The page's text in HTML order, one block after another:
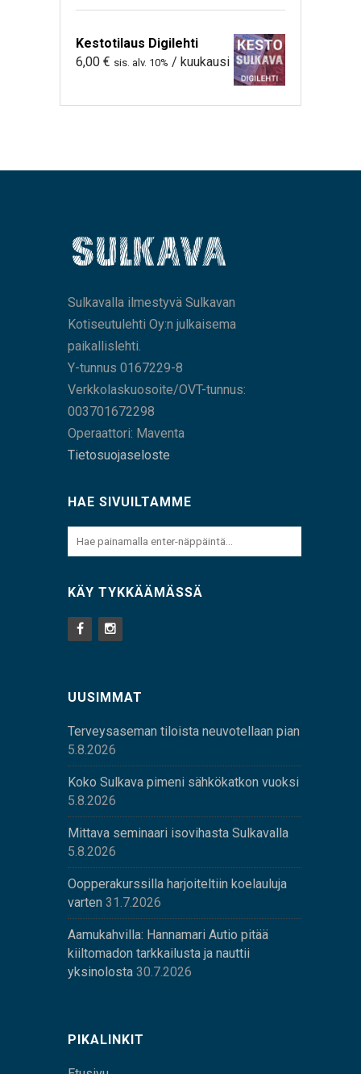
Kestotilaus Digilehti
6,00 € sis. alv. 10% / kuukausi
Sulkavalla ilmestyvä Sulkavan
Kotiseutulehti Oy:n julkaisema
paikallislehti.
Y-tunnus 0167229-8
Verkkolaskuosoite/OVT-tunnus:
003701672298
Operaattori: Maventa
Tietosuojaseloste
HAE SIVUILTAMME
KÄY TYKKÄÄMÄSSÄ
UUSIMMAT
Terveysaseman tiloista neuvotellaan pian
5.8.2026
Koko Sulkava pimeni sähkökatkon vuoksi
5.8.2026
Mittava seminaari isovihasta Sulkavalla
5.8.2026
Oopperakurssilla harjoiteltiin koelauluja
varten 31.7.2026
Aamukahvilla: Hannamari Autio pitää
kiiltomadon tarkkailusta ja nauttii
yksinolosta 30.7.2026
PIKALINKIT